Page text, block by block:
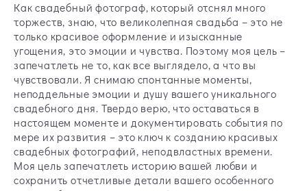
Как свадебный фотограф, который отснял много
торжеств, знаю, что великолепная свадьба – это не
только красивое оформление и изысканные
угощения, это эмоции и чувства. Поэтому моя цель –
запечатлеть не то, как все выглядело, а что вы
чувствовали. Я снимаю спонтанные моменты,
неподдельные эмоции и душу вашего уникального
свадебного дня. Твердо верю, что оставаться в
настоящем моменте и документировать события по
мере их развития – это ключ к созданию красивых
свадебных фотографий, неподвластных времени.
Моя цель запечатлеть историю вашей любви и
сохранить отчетливые детали вашего особенного